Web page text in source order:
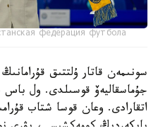
федерация футбола
سونىمەن قاتار ۇلتتىق قۇرامانىڭ
جۇماسقاليەۆ قوسىلدى. ول باس
اتقارادى. وعان قوسا شتاب
باپكەردىڭ كومەكشىسى، يۋري